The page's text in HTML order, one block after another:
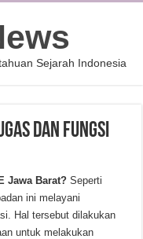
Sejarah Indonesia
dan Fungsi
Jawa Barat?Seperti
ini melayani
Hal tersebut dilakukan
untuk melakukan